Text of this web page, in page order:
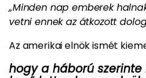
„Minden nap emberek
vetni ennek az átkozott
Az amerikai elnök ismét
hogy a háború